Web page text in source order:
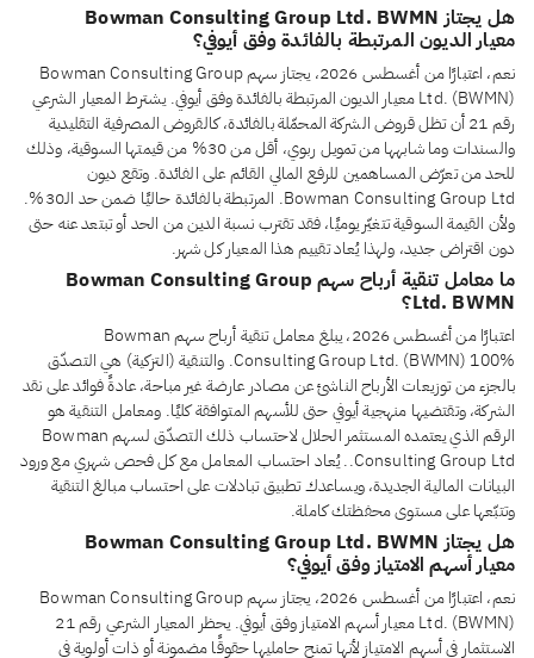
هل يجتاز Bowman Consulting Group Ltd. BWMN
معيار الديون المرتبطة بالفائدة وفق أيوفي؟
نعم، اعتبارًا من أغسطس 2026، يجتاز سهم Bowman Consulting Group
Ltd. (BWMN) معيار الديون المرتبطة بالفائدة وفق أيوفي. يشترط المعيار الشرعي
رقم 21 أن تظل قروض الشركة المحمّلة بالفائدة، كالقروض المصرفية التقليدية
والسندات وما شابهها من تمويل ربوي، أقل من 30% من قيمتها السوقية، وذلك
للحد من تعرّض المساهمين للرفع المالي القائم على الفائدة. وتقع ديون
Bowman Consulting Group Ltd. المرتبطة بالفائدة حاليًا ضمن حد الـ30%.
ولأن القيمة السوقية تتغيّر يوميًا، فقد تقترب نسبة الدين من الحد أو تبتعد عنه حتى
دون اقتراض جديد، ولهذا يُعاد تقييم هذا المعيار كل شهر.
ما معامل تنقية أرباح سهم Bowman Consulting Group
Ltd. BWMN؟
اعتبارًا من أغسطس 2026، يبلغ معامل تنقية أرباح سهم Bowman
Consulting Group Ltd. (BWMN) 100%. والتنقية (التزكية) هي التصدّق
بالجزء من توزيعات الأرباح الناشئ عن مصادر عارضة غير مباحة، عادةً فوائد على نقد
الشركة، وتقتضيها منهجية أيوفي حتى للأسهم المتوافقة كليًا. ومعامل التنقية هو
الرقم الذي يعتمده المستثمر الحلال لاحتساب ذلك التصدّق لسهم Bowman
Consulting Group Ltd.. يُعاد احتساب المعامل مع كل فحص شهري مع ورود
البيانات المالية الجديدة، ويساعدك تطبيق تبادلات على احتساب مبالغ التنقية
وتتبّعها على مستوى محفظتك كاملة.
هل يجتاز Bowman Consulting Group Ltd. BWMN
معيار أسهم الامتياز وفق أيوفي؟
نعم، اعتبارًا من أغسطس 2026، يجتاز سهم Bowman Consulting Group
Ltd. (BWMN) معيار أسهم الامتياز وفق أيوفي. يحظر المعيار الشرعي رقم 21
الاستثمار في أسهم الامتياز لأنها تمنح حامليها حقوقًا مضمونة أو ذات أولوية في